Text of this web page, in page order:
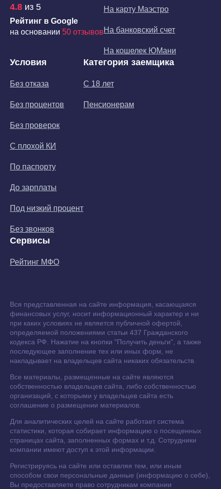
4.8 из 5
Рейтинг в Google
на основании 50 отзывов
На карту Маэстро
На банковский счет
На кошелек ЮМани
Условия
Без отказа
Без процентов
Без проверок
С плохой КИ
По паспорту
До зарплаты
Под низкий процент
Без звонков
Категория заемщика
С 18 лет
Пенсионерам
Сервисы
Рейтинг МФО
Вся представленная на сайте информация, касающаяся
финансовых услуг, носит информационный характер и ни
при каких условиях не является публичной офертой,
определяемой положениями статьи 437 Гражданского
кодекса РФ. Нажатие на кнопки "Получить деньги", а также
последующее заполнение тех или иных форм, не
накладывает на владельцев сайта никаких обязательств.
Все материалы, размещенные на сайте являются
собственностью владельцев сайта, либо собственностью
организаций, с которыми у владельцев сайта есть
соглашение о размещении материалов.
Для аналитических целей на сайте работает система
статистики, которая собирает информацию о посещенных
страницах сайта, заполненных формах и т.д. Сотрудники
компании имеют доступ к этой информации.
Регистрируясь на сайте или оставляя тем, или иным
способом свои персональные данные (информацию о себе),
Вы предоставляете право сотрудникам компании